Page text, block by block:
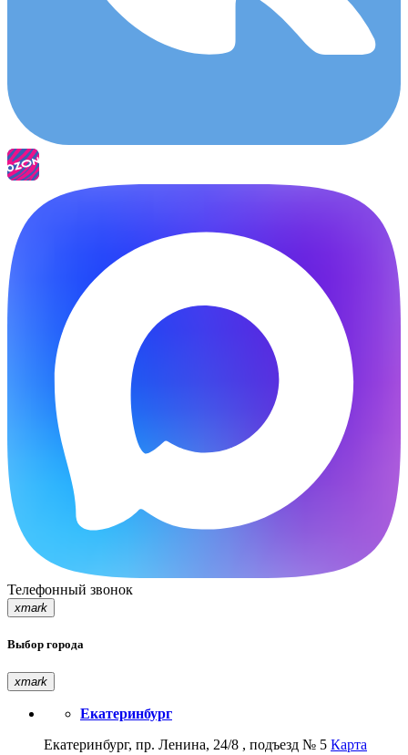
Телефонный звонок
xmark
Выбор города
xmark
Екатеринбург
Екатеринбург, пр. Ленина, 24/8 , подъезд № 5 Карта